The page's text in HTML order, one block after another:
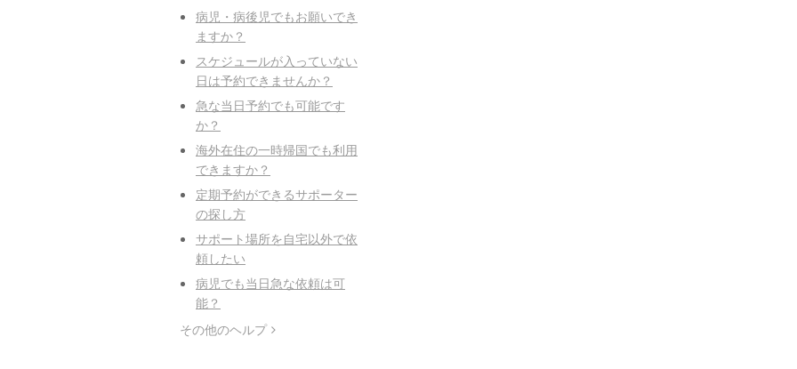
病児・病後児でもお願いでき
ますか？
スケジュールが入っていない
日は予約できませんか？
急な当日予約でも可能です
か？
海外在住の一時帰国でも利用
できますか？
定期予約ができるサポーター
の探し方
サポート場所を自宅以外で依
頼したい
病児でも当日急な依頼は可
能？
その他のヘルプ